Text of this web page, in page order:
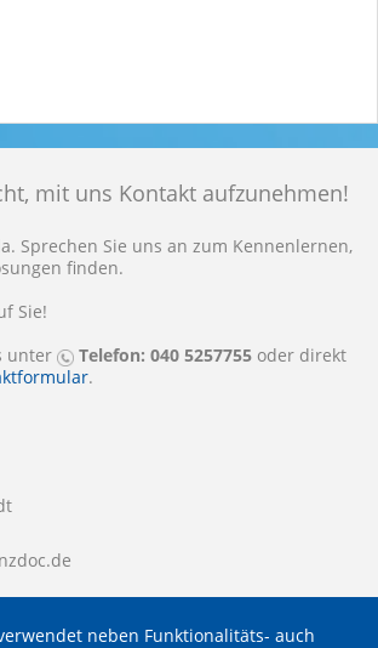
mit uns Kontakt aufzunehmen!
Sprechen Sie uns an zum Kennenlernen,
finden.
Sie!
unter
Telefon: 040 5257755 oder direkt
.
neben Funktionalitäts- auch